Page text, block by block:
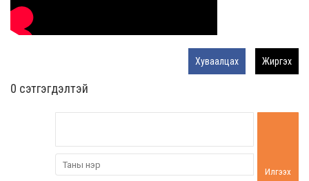
Хуваалцах Жиргэх
0 cэтгэгдэлтэй
Илгээх